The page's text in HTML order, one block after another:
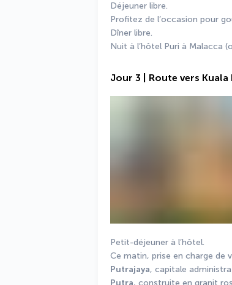
Déjeuner libre.
Profitez de l’occasion pour
Dîner libre.
Nuit à l’hôtel Puri à Malacca
Jour 3 | Route vers Kuala
Petit-déjeuner à l’hôtel.
Putrajaya, capitale
Putra, construite en granit